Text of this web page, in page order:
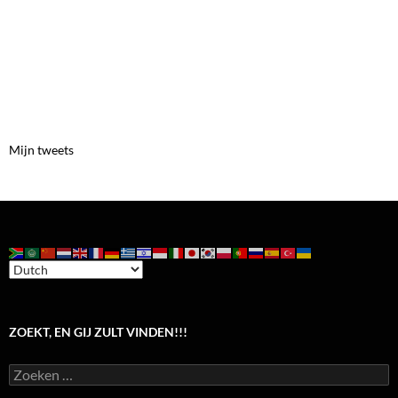
Mijn tweets
ZOEKT, EN GIJ ZULT VINDEN!!!
Zoeken
naar: